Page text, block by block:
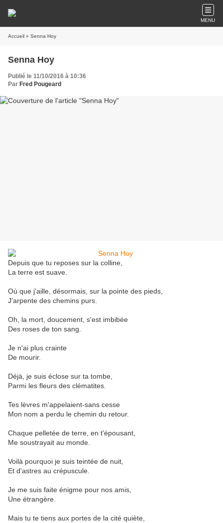
MENU
Accueil » Senna Hoy
Senna Hoy
Publié le 11/10/2016 à 10:36
Par Fred Pougeard
Depuis que tu reposes sur la colline,
La terre est suave.
Où que j'aille, désormais, sur la pointe des pieds,
J'arpente des chemins purs.
Oh, la mort, doucement, s'est imbibée
Des roses de ton sang.
Je n'ai plus crainte
De mourir.
Déjà, je suis éclose sur ta tombe,
Parmi les fleurs des clématites.
Tes lèvres m'appelaient-sans cesse
Mon nom a perdu le chemin du retour.
Chaque pelletée de terre, en t'épousant,
Me soustrayait au monde.
Voilà pourquoi je suis teintée de nuit,
Et d'astres au crépuscule.
Je me suis faite énigme pour nos amis,
Une étrangère.
Mais tu te tiens aux portes de la cité quiète,